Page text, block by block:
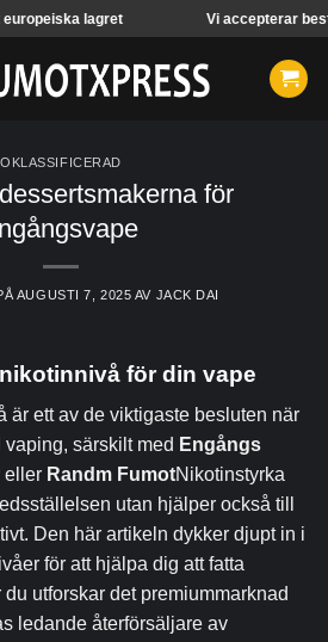
Vi accepterar beställningar
OKLASSIFICERAD
för
AUGUSTI 7, 2025 AV JACK DAI
för din vape
är ett av de viktigaste besluten när
särskilt med Engångs
eller Randm FumotNikotinstyrka
utan hjälper också till
Den här artikeln dykker djupt in i
för att hjälpa dig att fatta
utforskar det premiummarknad
ledande återförsäljare av